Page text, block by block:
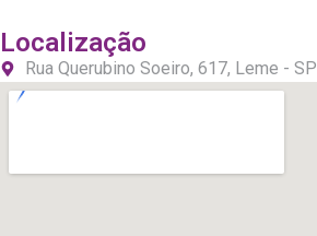
Localização
Rua Querubino Soeiro, 617, Leme - SP